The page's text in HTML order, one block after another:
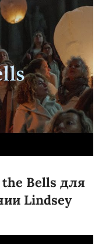
Bells для
Lindsey